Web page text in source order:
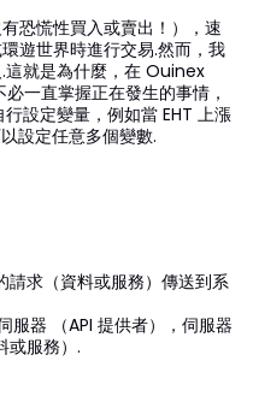
恐慌性買入或賣出！），速
遊世界時進行交易.然而，我
這就是為什麼，在 Ouinex
一直掌握正在發生的事情，
設定變量，例如當 EHT 上漲
設定任意多個變數.
請求（資料或服務）傳送到系
服器 （API 提供者），伺服器
或服務）.